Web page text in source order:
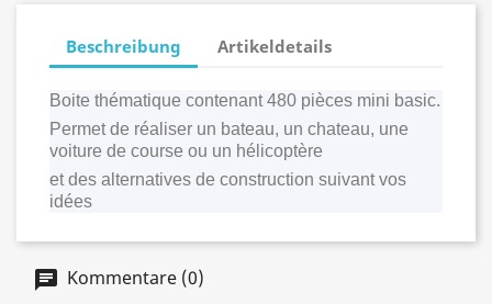
Beschreibung Artikeldetails
Boite thématique contenant 480 pièces mini basic.
Permet de réaliser un bateau, un chateau, une
voiture de course ou un hélicoptère
et des alternatives de construction suivant vos
idées
Kommentare (0)